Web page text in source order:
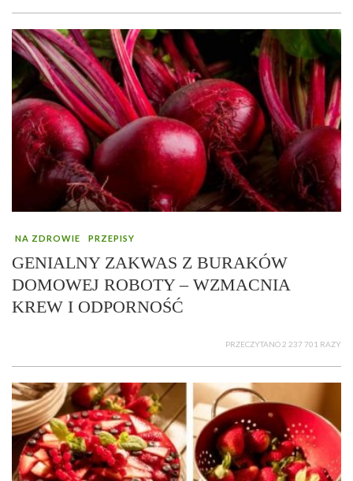
NA ZDROWIE PRZEPISY
GENIALNY ZAKWAS Z BURAKÓW
DOMOWEJ ROBOTY – WZMACNIA
KREW I ODPORNOŚĆ
PRZECZYTANO 2 237 701 RAZY